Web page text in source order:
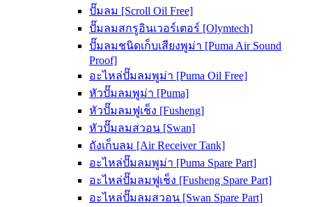
ปั๊มลม [Scroll Oil Free]
ปั๊มลมสกรูอินเวอร์เตอร์ [Olymtech]
ปั๊มลมชนิดเก็บเสียงพูม่า [Puma Air Sound
Proof]
อะไหล่ปั๊มลมพูม่า [Puma Oil Free]
หัวปั๊มลมพูม่า [Puma]
หัวปั๊มลมฟูเช็ง [Fusheng]
หัวปั๊มลมสวอน [Swan]
ถังเก็บลม [Air Receiver Tank]
อะไหล่ปั๊มลมพูม่า [Puma Spare Part]
อะไหล่ปั๊มลมฟูเช็ง [Fusheng Spare Part]
อะไหล่ปั๊มลมสวอน [Swan Spare Part]